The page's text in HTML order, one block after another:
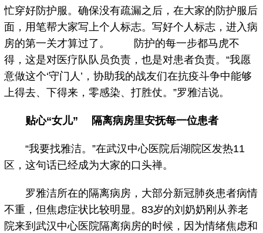
忙穿好防护服。确保没有疏漏之后，在大家的防护服后
面，用笔帮大家写上个人标志。写好个人标志，进入病
房的第一关才算过了。 防护的每一步都马虎不
得，这是对医疗队队员负责，也是对患者负责。“我愿
意做这个‘守门人’，协助我的战友们在抗疫斗争中能够
上得去、下得来，零感染、打胜仗。”罗雅洁说。
贴心“女儿” 隔离病房里安抚每一位患者
“我要找雅洁。”在武汉中心医院后湖院区发热11
区，这句话已经成为大家的口头禅。
罗雅洁所在的隔离病房，大部分新冠肺炎患者病情
不重，但焦虑症状比较明显。83岁的刘奶奶刚从养老
院来到武汉中心医院隔离病房的时候，因为情绪焦虑和